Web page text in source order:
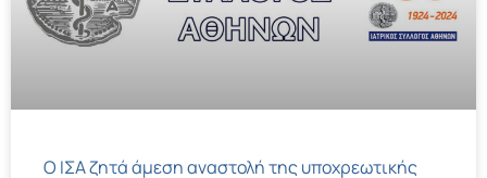
Ο ΙΣΑ ζητά άμεση αναστολή της υποχρεωτικής